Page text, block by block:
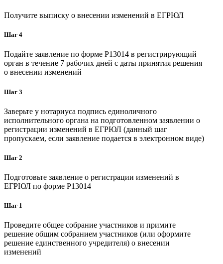
Получите выписку о внесении изменений в ЕГРЮЛ
Шаг 4
Подайте заявление по форме P13014 в регистрирующий
орган в течение 7 рабочих дней с даты принятия решения
о внесении изменений
Шаг 3
Заверьте у нотариуса подпись единоличного
исполнительного органа на подготовленном заявлении о
регистрации изменений в ЕГРЮЛ (данный шаг
пропускаем, если заявление подается в электронном виде)
Шаг 2
Подготовьте заявление о регистрации изменений в
ЕГРЮЛ по форме P13014
Шаг 1
Проведите общее собрание участников и примите
решение общим собранием участников (или оформите
решение единственного учредителя) о внесении
изменений